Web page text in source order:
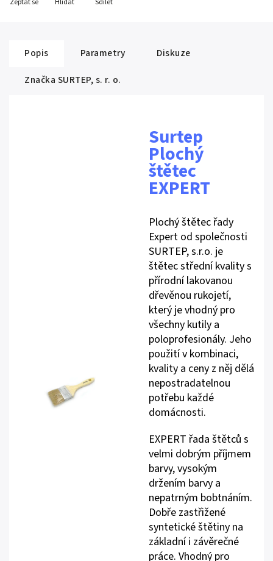
Zeptat se Hlídat Sdílet
Popis Parametry
Diskuze
Značka SURTEP, s. r. o.
Surtep
Plochý
štětec
EXPERT
Plochý štětec řady
Expert od společnosti
SURTEP, s.r.o. je
štětec střední kvality s
přírodní lakovanou
dřevěnou rukojetí,
který je vhodný pro
všechny kutily a
poloprofesionály. Jeho
použití v kombinaci,
kvality a ceny z něj dělá
nepostradatelnou
potřebu každé
domácnosti.
EXPERT řada štětců s
velmi dobrým příjmem
barvy, vysokým
držením barvy a
nepatrným bobtnáním.
Dobře zastřižené
syntetické štětiny na
základní i závěrečné
práce. Vhodný pro